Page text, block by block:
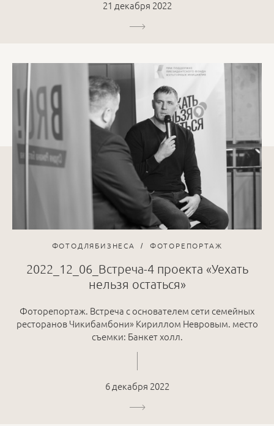
21 декабря 2022
ФОТОДЛЯБИЗНЕСА ФОТОРЕПОРТАЖ
2022_12_06_Встреча-4 проекта «Уехать
нельзя остаться»
Фоторепортаж. Встреча с основателем сети семейных
ресторанов Чикибамбони» Кириллом Невровым. место
съемки: Банкет холл.
6 декабря 2022